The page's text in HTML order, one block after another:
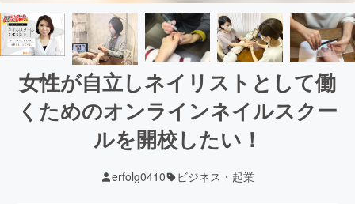
女性が自立しネイリストとして働
くためのオンラインネイルスクー
ルを開校したい！
erfolg0410 ビジネス・起業